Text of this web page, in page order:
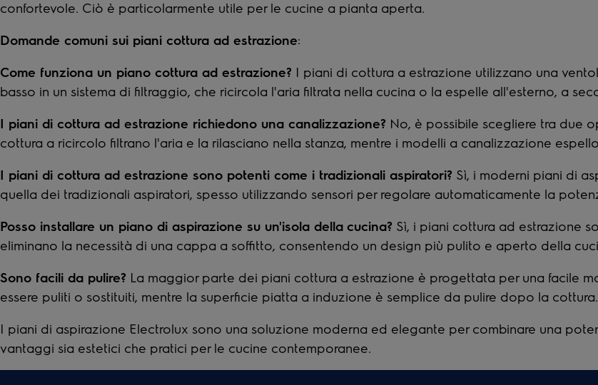
confortevole. Ciò è particolarmente utile per le cucine a pianta aperta.
Domande comuni sui piani cottura ad estrazione:
Come funziona un piano cottura ad estrazione? I piani di cottura a estrazione utilizzano una
basso in un sistema di filtraggio, che ricircola l'aria filtrata nella cucina o la espelle all'esterno, a
I piani di cottura ad estrazione richiedono una canalizzazione? No, è possibile scegliere tra due
cottura a ricircolo filtrano l'aria e la rilasciano nella stanza, mentre i modelli a canalizzazione
I piani di cottura ad estrazione sono potenti come i tradizionali aspiratori? Sì, i moderni piani di
quella dei tradizionali aspiratori, spesso utilizzando sensori per regolare automaticamente la
Posso installare un piano di aspirazione su un'isola della cucina? Sì, i piani cottura ad estrazione
eliminano la necessità di una cappa a soffitto, consentendo un design più pulito e aperto della
Sono facili da pulire? La maggior parte dei piani cottura a estrazione è progettata per una facile
essere puliti o sostituiti, mentre la superficie piatta a induzione è semplice da pulire dopo la cottura.
I piani di aspirazione Electrolux sono una soluzione moderna ed elegante per combinare una
vantaggi sia estetici che pratici per le cucine contemporanee.